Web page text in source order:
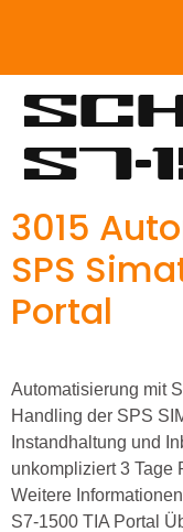
S7-
3015
SPS
Portal
Automatisierung mit
Handling der SPS
Instandhaltung und
unkompliziert 3 Tage
Weitere
S7-1500 TIA Portal